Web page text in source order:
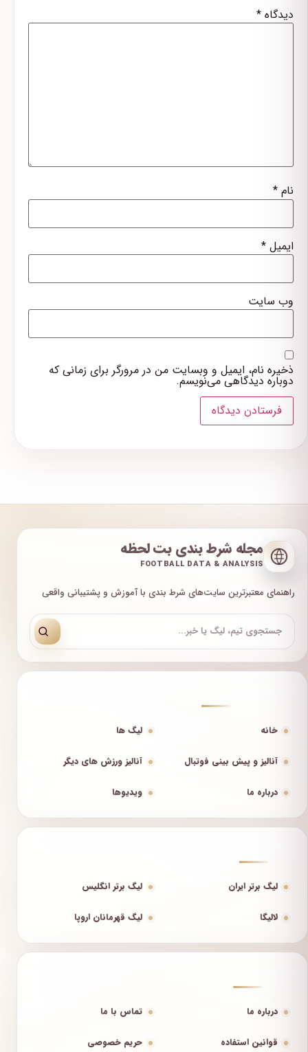
دیدگاه *
نام *
ایمیل *
وب‌ سایت
ذخیره نام، ایمیل و وبسایت من در مرورگر برای زمانی که
دوباره دیدگاهی می‌نویسم.
مجله شرط بندی بت لحظه
FOOTBALL DATA & ANALYSIS
راهنمای معتبرترین سایت‌های شرط بندی با آموزش و پشتیبانی واقعی
خانه لیگ ها
آنالیز و پیش بینی فوتبال آنالیز ورزش های دیگر
درباره ما ویدیوها
لیگ برتر ایران لیگ برتر انگلیس
لالیگا لیگ قهرمانان اروپا
درباره ما تماس با ما
قوانین استفاده حریم خصوصی